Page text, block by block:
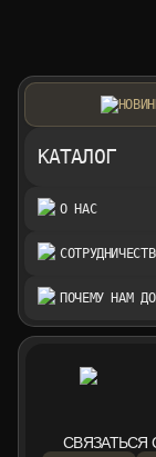
КАТАЛОГ
О НАС
ПОЧЕМУ НАМ
СВЯЗАТЬСЯ